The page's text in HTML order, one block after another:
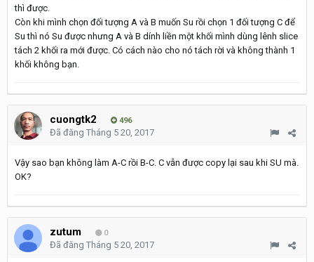
thì được.
Còn khi mình chọn đối tượng A và B muốn Su rồi chọn 1 đối tượng C để
Su thì nó Su được nhưng A và B dính liền một khối mình dùng lênh slice
tách 2 khối ra mới được. Có cách nào cho nó tách rời và không thành 1
khối không bạn.
cuongtk2 496
Đã đăng Tháng 5 20, 2017
Vậy sao bạn không làm A-C rồi B-C. C vẫn được copy lại sau khi SU mà.
OK?
zutum 0
Đã đăng Tháng 5 20, 2017